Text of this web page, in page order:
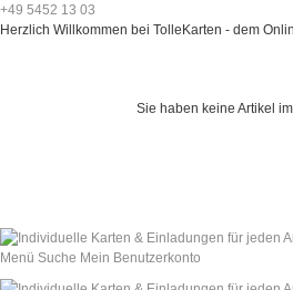
+49 5452 13 03
Herzlich Willkommen bei TolleKarten - dem
Sie haben keine Artikel
Menü Suche Mein Benutzerkonto